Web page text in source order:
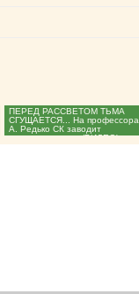
ПЕРЕД РАССВЕТОМ ТЬМА
СГУЩАЕТСЯ... На профессора
А. Редько СК заводит
уголовное дело. (ВИДЕО)...